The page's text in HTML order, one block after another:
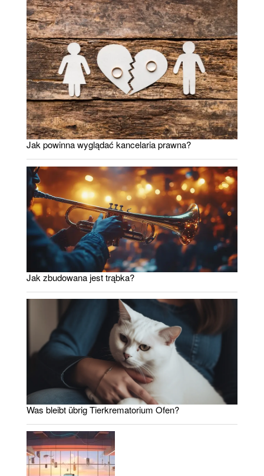
Jak powinna wyglądać kancelaria prawna?
Jak zbudowana jest trąbka?
Was bleibt übrig Tierkrematorium Ofen?